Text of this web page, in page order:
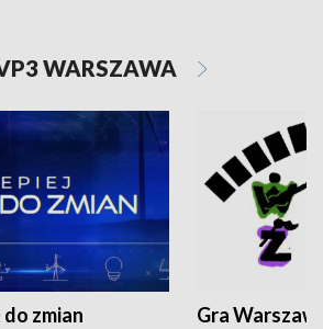
WARSZAWA
zmian Gra